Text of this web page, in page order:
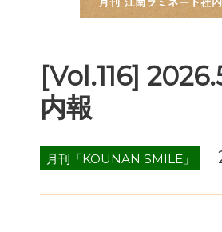
[Vol.116]
内報
月刊「KOUNAN SMILE」